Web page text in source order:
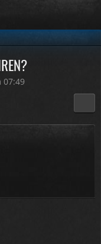
07:49